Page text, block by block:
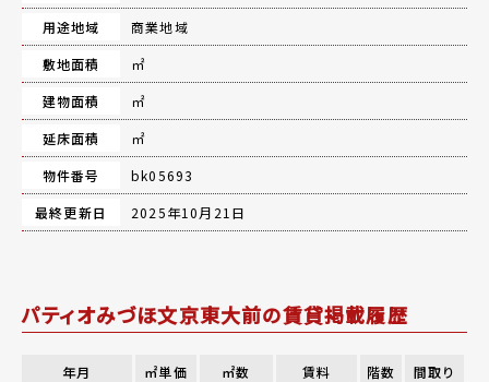
用途地域
商業地域
敷地面積
㎡
建物面積
㎡
延床面積
㎡
物件番号
bk05693
最終更新日
2025年10月21日
パティオみづほ文京東大前の賃貸掲載履歴
年月 ㎡単価 ㎡数 賃料 階数
間取り